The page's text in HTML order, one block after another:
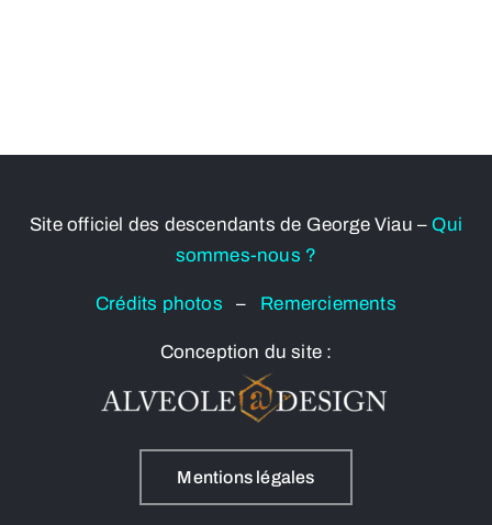
Site officiel des descendants de George Viau – Qui
sommes-nous ?
Crédits photos– Remerciements
Conception du site :
Mentions légales